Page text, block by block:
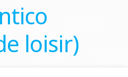
loisir)